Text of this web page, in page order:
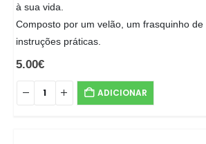
à sua vida.
Composto por um velão, um frasquinho
instruções práticas.
5.00€
ADICIONAR